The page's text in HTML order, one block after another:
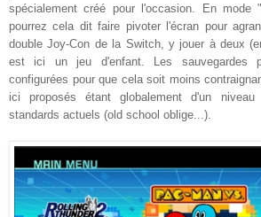
spécialement créé pour l'occasion. En mode
pourrez cela dit faire pivoter l'écran pour
double Joy-Con de la Switch, y jouer à deux
est ici un jeu d'enfant. Les sauvegardes
configurées pour que cela soit moins
ici proposés étant globalement d'un
standards actuels (old school oblige...).